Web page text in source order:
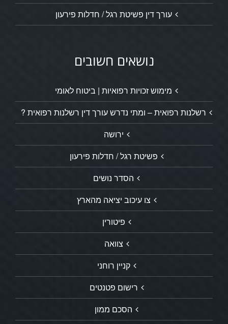
עורך דין פשיטת רגל / חדלות פירעון
נושאים חשובים
מימוש זכויות רפואיות | ביטוח לאומי
רשלנות רפואית – ומתי נדרש עורך דין רשלנות רפואית ?
ירושה
פשיטת רגל / חדלות פירעון
הסדר נושים
צו עיכוב יציאה מהארץ
פיטורין
צוואה
קניין רוחני
רישום פטנטים
הסכם ממון